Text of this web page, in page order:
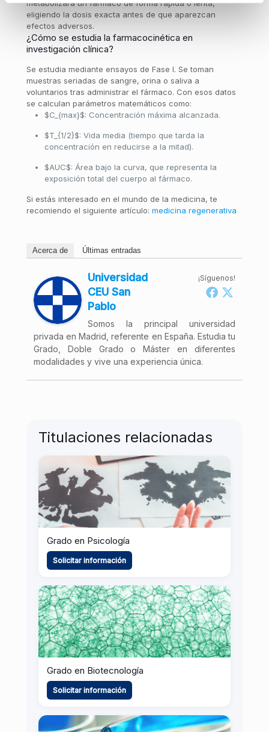
metabolizará un fármaco de forma rápida o lenta,
eligiendo la dosis exacta antes de que aparezcan
efectos adversos.
¿Cómo se estudia la farmacocinética en
investigación clínica?
Se estudia mediante ensayos de Fase I. Se toman
muestras seriadas de sangre, orina o saliva a
voluntarios tras administrar el fármaco. Con esos datos
se calculan parámetros matemáticos como:
$C_{max}$: Concentración máxima alcanzada.
$T_{1/2}$: Vida media (tiempo que tarda la
concentración en reducirse a la mitad).
$AUC$: Área bajo la curva, que representa la
exposición total del cuerpo al fármaco.
Si estás interesado en el mundo de la medicina, te
recomiendo el siguiente artículo: medicina regenerativa
Acerca de Últimas entradas
¡Síguenos!
Universidad
CEU San
Pablo
Somos la principal universidad
privada en Madrid, referente en España. Estudia tu
Grado, Doble Grado o Máster en diferentes
modalidades y vive una experiencia única.
Titulaciones relacionadas
Grado en Psicología
Solicitar información
Grado en Biotecnología
Solicitar información